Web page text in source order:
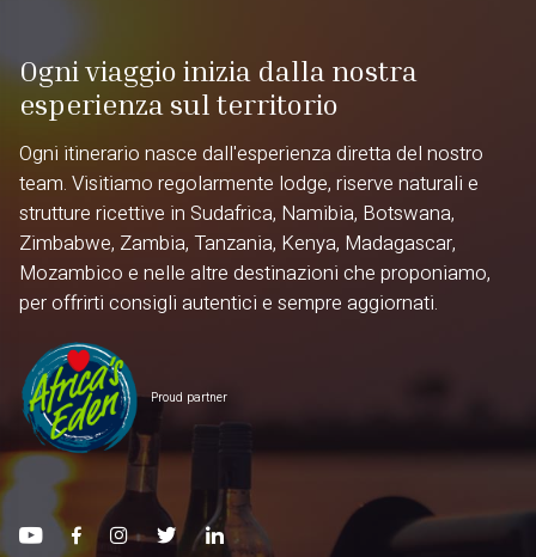
Ogni viaggio inizia dalla nostra
esperienza sul territorio
Ogni itinerario nasce dall'esperienza diretta del nostro
team. Visitiamo regolarmente lodge, riserve naturali e
strutture ricettive in Sudafrica, Namibia, Botswana,
Zimbabwe, Zambia, Tanzania, Kenya, Madagascar,
Mozambico e nelle altre destinazioni che proponiamo,
per offrirti consigli autentici e sempre aggiornati.
Proud partner